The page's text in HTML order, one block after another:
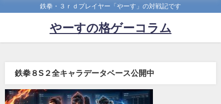
鉄拳・３ｒｄプレイヤー「やーす」の対戦記です
やーすの格ゲーコラム
鉄拳８S２全キャラデータベース公開中